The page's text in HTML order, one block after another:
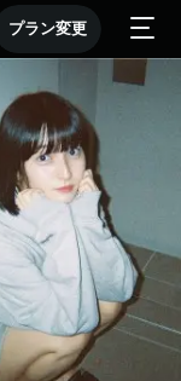
プラン変更